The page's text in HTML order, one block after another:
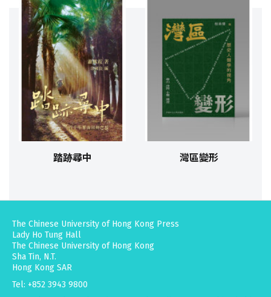
踏跡尋中 灣區變形
The Chinese University of Hong Kong Press
Lady Ho Tung Hall
The Chinese University of Hong Kong
Sha Tin, N.T.
Hong Kong SAR
Tel: +852 3943 9800